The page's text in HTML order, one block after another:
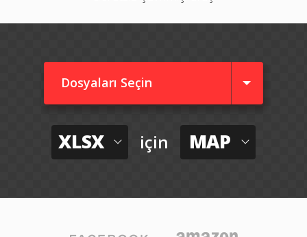
Dosyaları Seçin
XLSX için MAP